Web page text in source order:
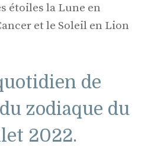
étoiles la Lune en
et le Soleil en Lion
de
zodiaque du
2022.